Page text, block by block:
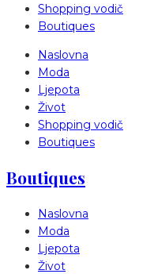
Shopping vodič
Boutiques
Naslovna
Moda
Ljepota
Život
Shopping vodič
Boutiques
Boutiques
Naslovna
Moda
Ljepota
Život